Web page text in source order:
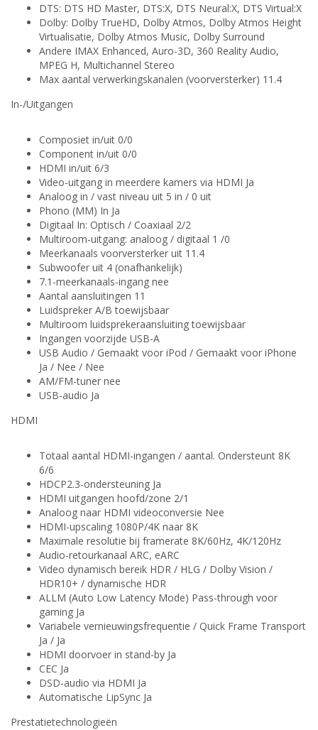
DTS: DTS HD Master, DTS:X, DTS Neural:X, DTS Virtual:X
Dolby: Dolby TrueHD, Dolby Atmos, Dolby Atmos Height
Virtualisatie, Dolby Atmos Music, Dolby Surround
Andere IMAX Enhanced, Auro-3D, 360 Reality Audio,
MPEG H, Multichannel Stereo
Max aantal verwerkingskanalen (voorversterker) 11.4
In-/Uitgangen
Composiet in/uit 0/0
Component in/uit 0/0
HDMI in/uit 6/3
Video-uitgang in meerdere kamers via HDMI Ja
Analoog in / vast niveau uit 5 in / 0 uit
Phono (MM) In Ja
Digitaal In: Optisch / Coaxiaal 2/2
Multiroom-uitgang: analoog / digitaal 1 /0
Meerkanaals voorversterker uit 11.4
Subwoofer uit 4 (onafhankelijk)
7.1-meerkanaals-ingang nee
Aantal aansluitingen 11
Luidspreker A/B toewijsbaar
Multiroom luidsprekeraansluiting toewijsbaar
Ingangen voorzijde USB-A
USB Audio / Gemaakt voor iPod / Gemaakt voor iPhone
Ja / Nee / Nee
AM/FM-tuner nee
USB-audio Ja
HDMI
Totaal aantal HDMI-ingangen / aantal. Ondersteunt 8K
6/6
HDCP2.3-ondersteuning Ja
HDMI uitgangen hoofd/zone 2/1
Analoog naar HDMI videoconversie Nee
HDMI-upscaling 1080P/4K naar 8K
Maximale resolutie bij framerate 8K/60Hz, 4K/120Hz
Audio-retourkanaal ARC, eARC
Video dynamisch bereik HDR / HLG / Dolby Vision /
HDR10+ / dynamische HDR
ALLM (Auto Low Latency Mode) Pass-through voor
gaming Ja
Variabele vernieuwingsfrequentie / Quick Frame Transport
Ja / Ja
HDMI doorvoer in stand-by Ja
CEC Ja
DSD-audio via HDMI Ja
Automatische LipSync Ja
Prestatietechnologieën